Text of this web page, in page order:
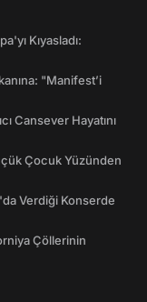
Kıyasladı:
"Manifest’i
Cansever Hayatını
Çocuk Yüzünden
Verdiği Konserde
Çöllerinin